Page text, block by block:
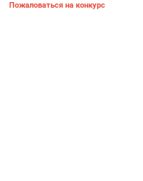
Пожаловаться на конкурс